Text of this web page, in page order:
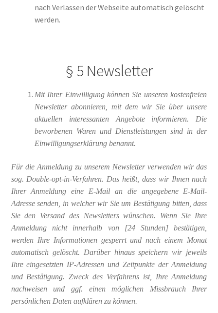
nach Verlassen der Webseite automatisch gelöscht
werden.
§ 5 Newsletter
Mit Ihrer Einwilligung können Sie unseren kostenfreien
Newsletter abonnieren, mit dem wir Sie über unsere
aktuellen interessanten Angebote informieren. Die
beworbenen Waren und Dienstleistungen sind in der
Einwilligungserklärung benannt.
Für die Anmeldung zu unserem Newsletter verwenden wir das
sog. Double-opt-in-Verfahren. Das heißt, dass wir Ihnen nach
Ihrer Anmeldung eine E-Mail an die angegebene E-Mail-
Adresse senden, in welcher wir Sie um Bestätigung bitten, dass
Sie den Versand des Newsletters wünschen. Wenn Sie Ihre
Anmeldung nicht innerhalb von [24 Stunden] bestätigen,
werden Ihre Informationen gesperrt und nach einem Monat
automatisch gelöscht. Darüber hinaus speichern wir jeweils
Ihre eingesetzten IP-Adressen und Zeitpunkte der Anmeldung
und Bestätigung. Zweck des Verfahrens ist, Ihre Anmeldung
nachweisen und ggf. einen möglichen Missbrauch Ihrer
persönlichen Daten aufklären zu können.